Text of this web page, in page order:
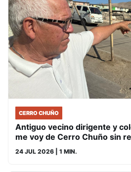
CERRO CHUÑO
Antiguo vecino dirigente y
me voy de Cerro Chuño sin
24 JUL 2026 | 1 MIN.